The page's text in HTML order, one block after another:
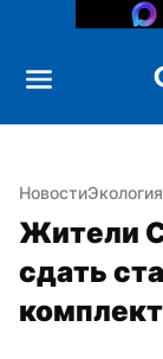
НовостиЭкология
Жители
сдать